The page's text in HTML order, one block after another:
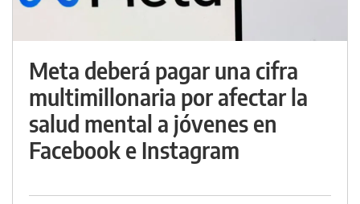
Meta deberá pagar una cifra
multimillonaria por afectar la
salud mental a jóvenes en
Facebook e Instagram